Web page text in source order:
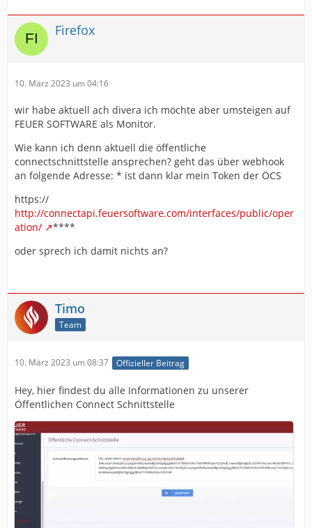
Firefox
10. März 2023 um 04:16
wir habe aktuell ach divera ich möchte aber umsteigen auf
FEUER SOFTWARE als Monitor.
Wie kann ich denn aktuell die öffentliche
connectschnittstelle ansprechen? geht das über webhook
an folgende Adresse: * ist dann klar mein Token der ÖCS
https://
http://connectapi.feuersoftware.com/interfaces/public/oper
ation/
****
oder sprech ich damit nichts an?
Timo
Team
10. März 2023 um 08:37 Offizieller Beitrag
Hey, hier findest du alle Informationen zu unserer
Öffentlichen Connect Schnittstelle